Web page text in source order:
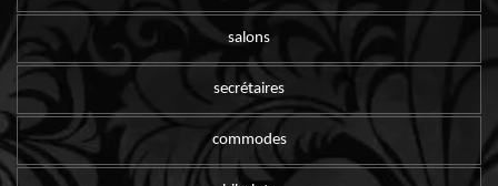
salons
secrétaires
commodes